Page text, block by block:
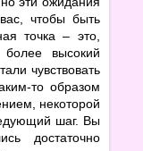
чтобы быть
точка – это,
высокий
чувствовать
то образом
некоторой
шаг. Вы
достаточно